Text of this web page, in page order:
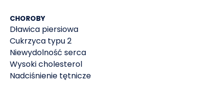
w zwiększeniu stopnia stosowania się do zaleceń
terapeutycznych w chorobach układu sercowo-
naczyniowego. Nadciśnienie Tętnicze w Praktyce
2024, t. 10, nr 3–4, s. 1–24.
CHOROBY
Dławica piersiowa
Cukrzyca typu 2
Niewydolność serca
Wysoki cholesterol
Nadciśnienie tętnicze